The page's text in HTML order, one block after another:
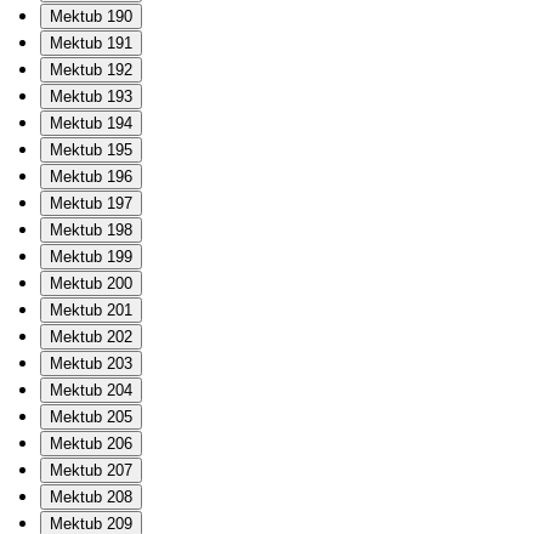
Mektub 190
Mektub 191
Mektub 192
Mektub 193
Mektub 194
Mektub 195
Mektub 196
Mektub 197
Mektub 198
Mektub 199
Mektub 200
Mektub 201
Mektub 202
Mektub 203
Mektub 204
Mektub 205
Mektub 206
Mektub 207
Mektub 208
Mektub 209